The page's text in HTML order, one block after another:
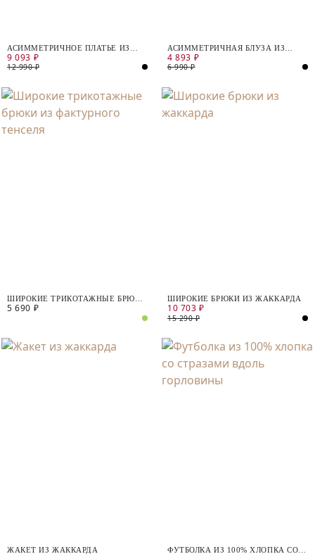
АСИММЕТРИЧНОЕ ПЛАТЬЕ ИЗ
МЕРЦАЮЩЕГО ТРИКОТАЖА
9 093 ₽
12 990 ₽
АСИММЕТРИЧНАЯ БЛУЗА ИЗ
ТРИКОТАЖА С ЛЮРЕКСОМ
4 893 ₽
6 990 ₽
ШИРОКИЕ ТРИКОТАЖНЫЕ БРЮКИ
ИЗ ФАКТУРНОГО ТЕНСЕЛЯ
5 690 ₽
ШИРОКИЕ БРЮКИ ИЗ ЖАККАРДА
10 703 ₽
15 290 ₽
ЖАКЕТ ИЗ ЖАККАРДА
ФУТБОЛКА ИЗ 100% ХЛОПКА СО